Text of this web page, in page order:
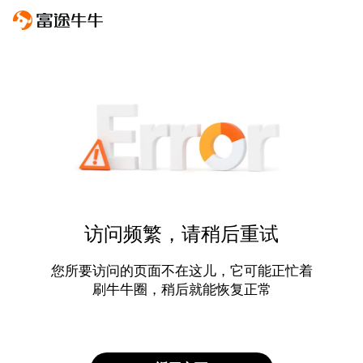
访问频繁，请稍后重试
您所要访问的页面不在这儿，它可能正忙着
刷牛牛圈，稍后就能恢复正常